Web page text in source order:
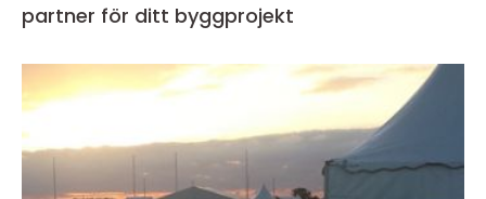
partner för ditt byggprojekt